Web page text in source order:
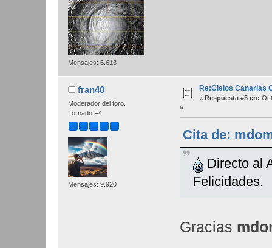
Mensajes: 6.613
fran40
Moderador del foro.
Tornado F4
Mensajes: 9.920
Re:Cielos Canarias
« Respuesta #5 en:
»
Cita de:
Directo al
Felicidades.
Gracias